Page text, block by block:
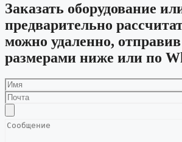
Заказать оборудование
предварительно
можно удаленно,
размерами ниже или по